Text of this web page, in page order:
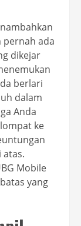
pernah ada
dikejar
berlari
dalam
Anda
ke
Mobile
yang